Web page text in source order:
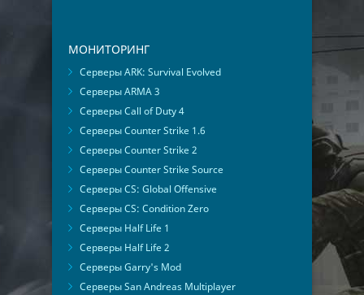
МОНИТОРИНГ
Серверы ARK: Survival Evolved
Серверы ARMA 3
Серверы Call of Duty 4
Серверы Counter Strike 1.6
Серверы Counter Strike 2
Серверы Counter Strike Source
Серверы CS: Global Offensive
Серверы CS: Condition Zero
Серверы Half Life 1
Серверы Half Life 2
Серверы Garry's Mod
Серверы San Andreas Multiplayer